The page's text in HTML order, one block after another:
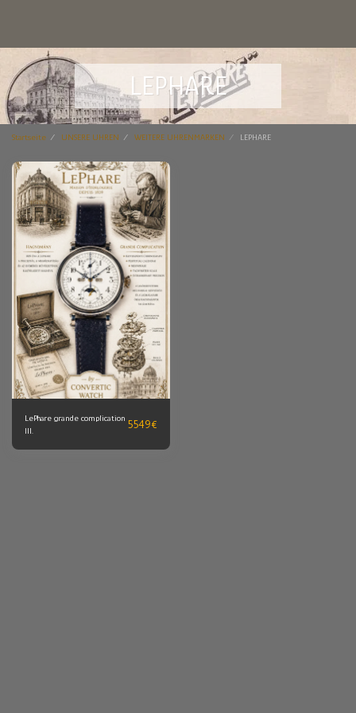
LEPHARE
Startseite UNSERE UHREN WEITERE UHRENMARKEN LEPHARE
LePhare grande complication
III.
5549€